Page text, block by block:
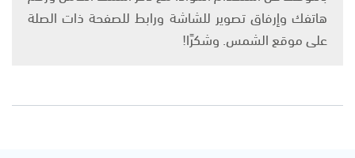
هاتفك وإرفاق تصوير للشاشة ورابط للصفحة ذات الصلة
على موقع الشمس. وشكرًا!